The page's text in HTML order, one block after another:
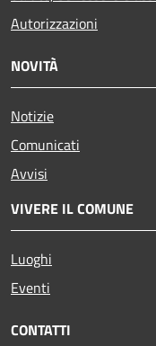
Autorizzazioni
NOVITÀ
Notizie
Comunicati
Avvisi
VIVERE IL COMUNE
Luoghi
Eventi
CONTATTI